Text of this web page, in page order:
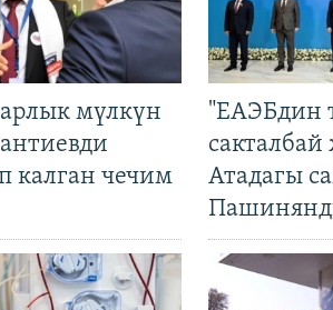
мүлкүн
калган чечим
"ЕАЭБдин
Атадагы